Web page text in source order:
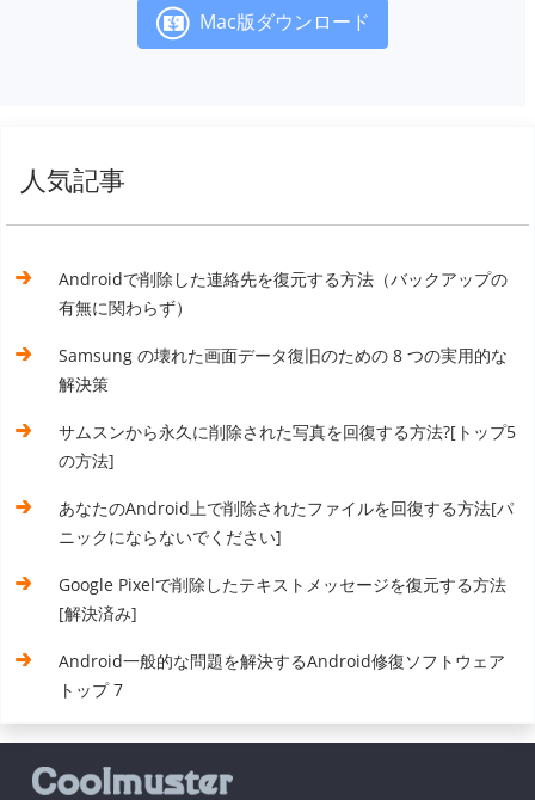
Mac版ダウンロード
人気記事
Androidで削除した連絡先を復元する方法（バックアップの
有無に関わらず）
Samsung の壊れた画面データ復旧のための 8 つの実用的な
解決策
サムスンから永久に削除された写真を回復する方法?[トップ5
の方法]
あなたのAndroid上で削除されたファイルを回復する方法[パ
ニックにならないでください]
Google Pixelで削除したテキストメッセージを復元する方法
[解決済み]
Android一般的な問題を解決するAndroid修復ソフトウェア
トップ 7